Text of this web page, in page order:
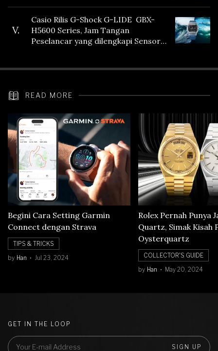
V.
Casio Rilis G-Shock G-LIDE GBX-
H5600 Series, Jam Tangan
Peselancar yang dilengkapi Sensor
READ MORE
Begini Cara Setting Garmin
Connect dengan Strava
TIPS & TRICKS
by Han Jul 23, 2024
Rolex Pernah Punya
Quartz, Simak Kisah
Oysterquartz
COLLECTOR'S GUIDE
by Han May 20, 2024
GET IN THE LOOP
SIGN UP